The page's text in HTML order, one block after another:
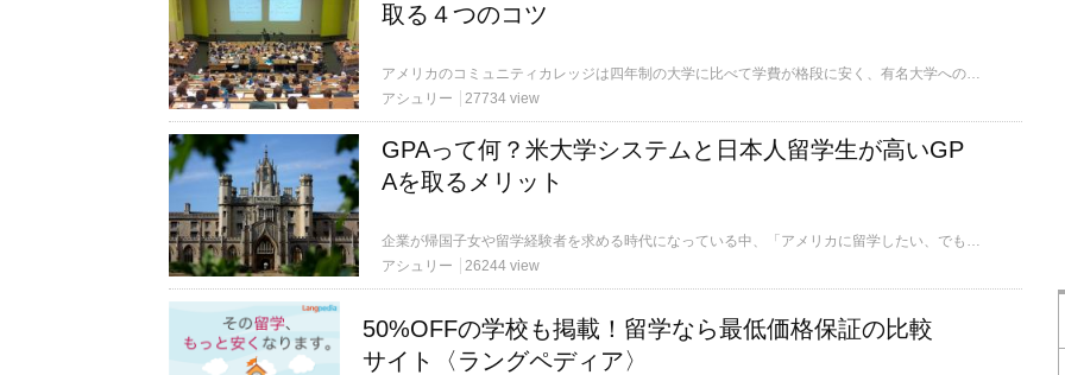
取る４つのコツ
アメリカのコミュニティカレッジは四年制の大学に比べて学費が格段に安く、有名大学への入学を目指している日本人留学生にとても人気です。今回は筆者が実践していたコミカレでいい成績をキープする4つのコツを紹介したいと思います。
アシュリー
27734 view
GPAって何？米大学システムと日本人留学生が高いGP
Aを取るメリット
企業が帰国子女や留学経験者を求める時代になっている中、「アメリカに留学したい、でも大学のシステムがよくわからなくて不安」という日本人学生は多いのではないでしょうか。そこで今回は、アメリカで一般的に使われている成績指標であるGPAの紹介を中心に、アメリカの大学のシステム、そして日本人が高いGPAを取るメリットについて書いてみたいと思います。
アシュリー
26244 view
50%OFFの学校も掲載！留学なら最低価格保証の比較
サイト〈ラングペディア〉